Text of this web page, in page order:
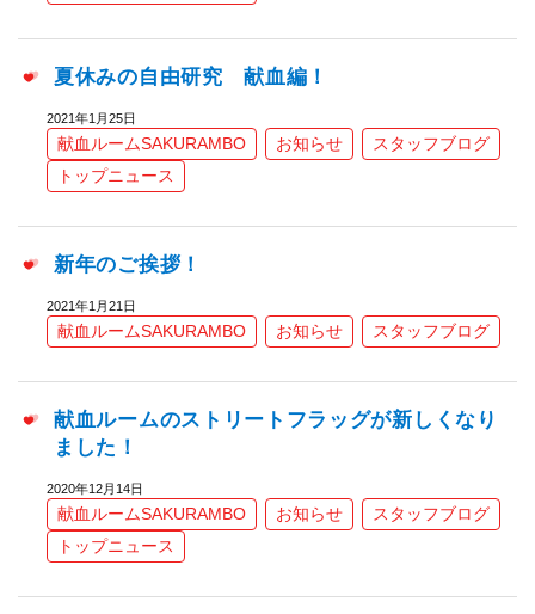
夏休みの自由研究 献血編！
2021年1月25日
献血ルームSAKURAMBO お知らせ
スタッフブログ
トップニュース
新年のご挨拶！
2021年1月21日
献血ルームSAKURAMBO お知らせ スタッフブログ
献血ルームのストリートフラッグが新しくなり
ました！
2020年12月14日
献血ルームSAKURAMBO お知らせ
スタッフブログ
トップニュース